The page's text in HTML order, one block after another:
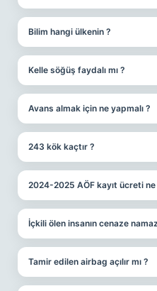
Bilim hangi ülkenin ?
Kelle söğüş faydalı mı ?
Avans almak için ne yapmalı ?
243 kök kaçtır ?
2024-2025 AÖF kayıt ücreti
İçkili ölen insanın cenaze namazı
Tamir edilen airbag açılır mı ?